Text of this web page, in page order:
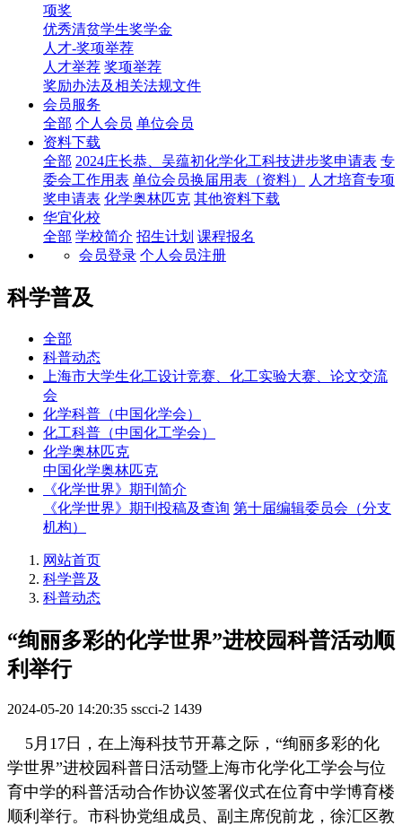
项奖
优秀清贫学生奖学金
人才-奖项举荐
人才举荐 奖项举荐
奖励办法及相关法规文件
会员服务
全部 个人会员 单位会员
资料下载
全部 2024庄长恭、吴蕴初化学化工科技进步奖申请表 专
委会工作用表 单位会员换届用表（资料）
人才培育专项
奖申请表 化学奥林匹克 其他资料下载
华宜化校
全部 学校简介 招生计划 课程报名
会员登录 个人会员注册
科学普及
全部
科普动态
上海市大学生化工设计竞赛、化工实验大赛、论文交流
会
化学科普（中国化学会）
化工科普（中国化工学会）
化学奥林匹克
中国化学奥林匹克
《化学世界》期刊简介
《化学世界》期刊投稿及查询 第十届编辑委员会（分支
机构）
网站首页
科学普及
科普动态
“绚丽多彩的化学世界”进校园科普活动顺
利举行
2024-05-20 14:20:35 sscci-2 1439
5月17日，在上海科技节开幕之际，“绚丽多彩的化
学世界”进校园科普日活动暨上海市化学化工学会与位
育中学的科普活动合作协议签署仪式在位育中学博育楼
顺利举行。市科协党组成员、副主席倪前龙，徐汇区教